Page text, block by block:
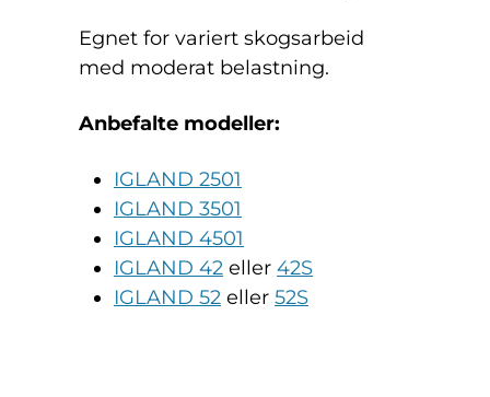
Egnet for variert skogsarbeid
med moderat belastning.
Anbefalte modeller:
IGLAND 2501
IGLAND 3501
IGLAND 4501
IGLAND 42 eller 42S
IGLAND 52 eller 52S